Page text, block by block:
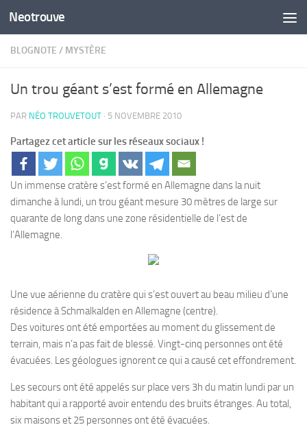
Skip to content
Neotrouve
BLOGNOTE / MYSTÈRE
Un trou géant s’est formé en Allemagne
PAR NÉO TROUVETOUT · 5 NOVEMBRE 2010
Partagez cet article sur les réseaux sociaux !
Un immense cratère s’est formé en Allemagne dans la nuit
dimanche à lundi, un trou géant mesure 30 mètres de large sur
quarante de long dans une zone résidentielle de l’est de
l’Allemagne.
Une vue aérienne du cratère qui s’est ouvert au beau milieu d’une
résidence à Schmalkalden en Allemagne (centre).
Des voitures ont été emportées au moment du glissement de
terrain, mais n’a pas fait de blessé. Vingt-cinq personnes ont été
évacuées. Les géologues ignorent ce qui a causé cet effondrement.
Les secours ont été appelés sur place vers 3h du matin lundi par un
habitant qui a rapporté avoir entendu des bruits étranges. Au total,
six maisons et 25 personnes ont été évacuées.